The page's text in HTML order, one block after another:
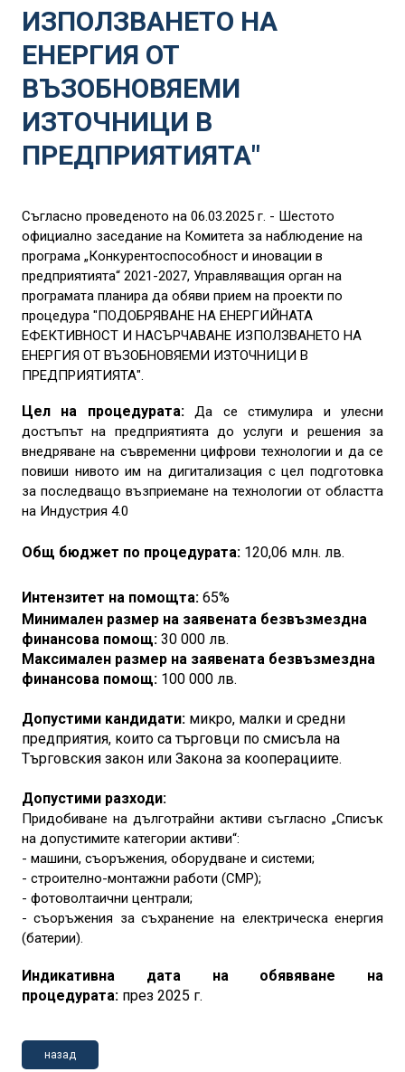
ИЗПОЛЗВАНЕТО НА
ЕНЕРГИЯ ОТ
ВЪЗОБНОВЯЕМИ
ИЗТОЧНИЦИ В
ПРЕДПРИЯТИЯТА"
Съгласно проведеното на 06.03.2025 г. - Шестото
официално заседание на Комитета за наблюдение на
програма „Конкурентоспособност и иновации в
предприятията“ 2021-2027, Управляващия орган на
програмата планира да обяви прием на проекти по
процедура "ПОДОБРЯВАНЕ НА ЕНЕРГИЙНАТА
ЕФЕКТИВНОСТ И НАСЪРЧАВАНЕ ИЗПОЛЗВАНЕТО НА
ЕНЕРГИЯ ОТ ВЪЗОБНОВЯЕМИ ИЗТОЧНИЦИ В
ПРЕДПРИЯТИЯТА".
Цел на процедурата: Да се стимулира и улесни
достъпът на предприятията до услуги и решения за
внедряване на съвременни цифрови технологии и да се
повиши нивото им на дигитализация с цел подготовка
за последващо възприемане на технологии от областта
на Индустрия 4.0
Общ бюджет по процедурата: 120,06 млн. лв.
Интензитет на помощта: 65%
Минимален размер на заявената безвъзмездна
финансова помощ: 30 000 лв.
Максимален размер на заявената безвъзмездна
финансова помощ: 100 000 лв.
Допустими кандидати: микро, малки и средни
предприятия, които са търговци по смисъла на
Търговския закон или Закона за кооперациите.
Допустими разходи:
Придобиване на дълготрайни активи съгласно „Списък
на допустимите категории активи“:
- машини, съоръжения, оборудване и системи;
- строително-монтажни работи (СМР);
- фотоволтаични централи;
- съоръжения за съхранение на електрическа енергия
(батерии).
Индикативна дата на обявяване на
процедурата: през 2025 г.
назад